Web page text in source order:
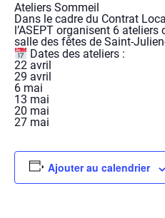
Ateliers Sommeil
Dans le cadre du Contrat
l’ASEPT organisent 6
salle des fêtes de Saint-
Dates des ateliers :
22 avril
29 avril
6 mai
13 mai
20 mai
27 mai
Ajouter au calendrier